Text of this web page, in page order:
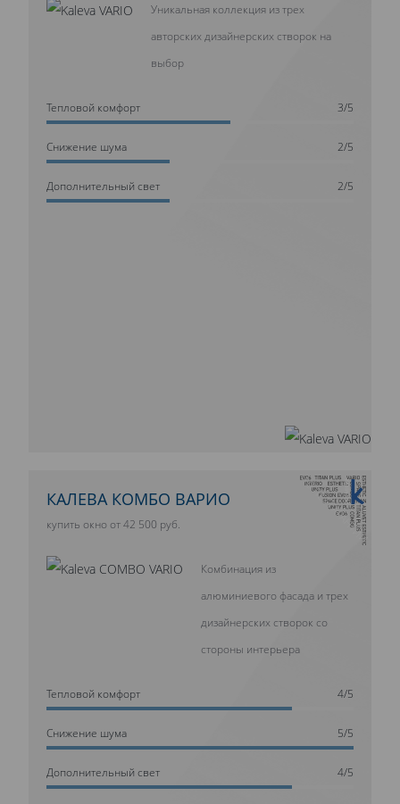
Уникальная коллекция из трех
авторских дизайнерских створок на
выбор
Тепловой комфорт 3/5
Cнижение шума 2/5
Дополнительный свет 2/5
10 ЛЕТ ГАРАНТИИ
КАЛЕВА КОМБО ВАРИО
купить окно от 42 500 руб.
Комбинация из
алюминиевого фасада и трех
дизайнерских створок со
стороны интерьера
Тепловой комфорт 4/5
Cнижение шума 5/5
Дополнительный свет 4/5